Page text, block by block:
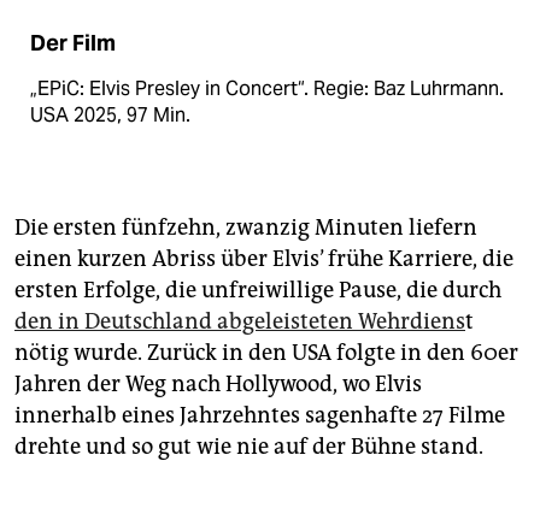
Der Film
„EPiC: Elvis Presley in Concert“. Regie: Baz Luhrmann.
USA 2025, 97 Min.
Die ersten fünfzehn, zwanzig Minuten liefern
einen kurzen Abriss über Elvis’ frühe Karriere, die
ersten Erfolge, die unfreiwillige Pause, die durch
den in Deutschland abgeleisteten Wehrdienst
nötig wurde. Zurück in den USA folgte in den 60er
Jahren der Weg nach Hollywood, wo Elvis
innerhalb eines Jahrzehntes sagenhafte 27 Filme
drehte und so gut wie nie auf der Bühne stand.